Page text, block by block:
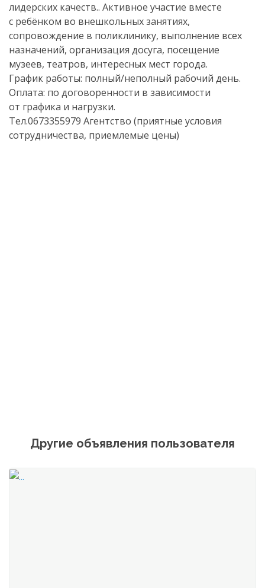
лидерских качеств.. Активное участие вместе
с ребёнком во внешкольных занятиях,
сопровождение в поликлинику, выполнение всех
назначений, организация досуга, посещение
музеев, театров, интересных мест города.
График работы: полный/неполный рабочий день.
Оплата: по договоренности в зависимости
от графика и нагрузки.
Тел.0673355979 Агентство (приятные условия
сотрудничества, приемлемые цены)
Другие объявления пользователя